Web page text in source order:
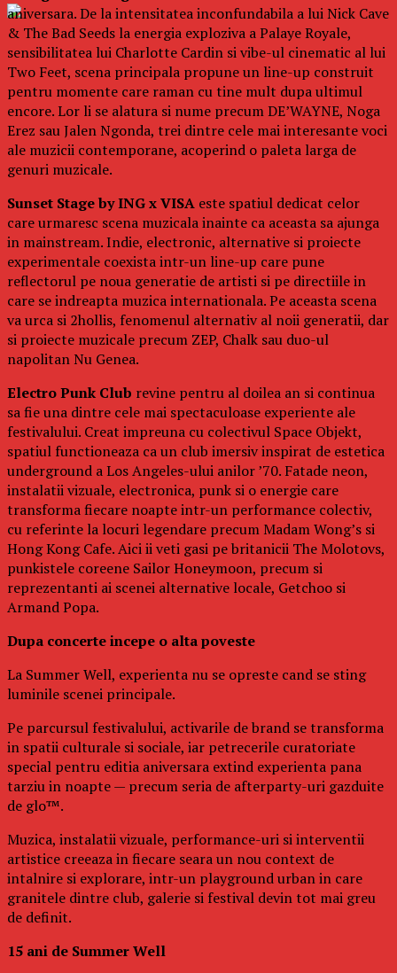
aniversara. De la intensitatea inconfundabila a lui Nick Cave
& The Bad Seeds la energia exploziva a Palaye Royale,
sensibilitatea lui Charlotte Cardin si vibe-ul cinematic al lui
Two Feet, scena principala propune un line-up construit
pentru momente care raman cu tine mult dupa ultimul
encore. Lor li se alatura si nume precum DE’WAYNE, Noga
Erez sau Jalen Ngonda, trei dintre cele mai interesante voci
ale muzicii contemporane, acoperind o paleta larga de
genuri muzicale.
Sunset Stage by ING x VISA este spatiul dedicat celor
care urmaresc scena muzicala inainte ca aceasta sa ajunga
in mainstream. Indie, electronic, alternative si proiecte
experimentale coexista intr-un line-up care pune
reflectorul pe noua generatie de artisti si pe directiile in
care se indreapta muzica internationala. Pe aceasta scena
va urca si 2hollis, fenomenul alternativ al noii generatii, dar
si proiecte muzicale precum ZEP, Chalk sau duo-ul
napolitan Nu Genea.
Electro Punk Club revine pentru al doilea an si continua
sa fie una dintre cele mai spectaculoase experiente ale
festivalului. Creat impreuna cu colectivul Space Objekt,
spatiul functioneaza ca un club imersiv inspirat de estetica
underground a Los Angeles-ului anilor ’70. Fatade neon,
instalatii vizuale, electronica, punk si o energie care
transforma fiecare noapte intr-un performance colectiv,
cu referinte la locuri legendare precum Madam Wong’s si
Hong Kong Cafe. Aici ii veti gasi pe britanicii The Molotovs,
punkistele coreene Sailor Honeymoon, precum si
reprezentanti ai scenei alternative locale, Getchoo si
Armand Popa.
Dupa concerte incepe o alta poveste
La Summer Well, experienta nu se opreste cand se sting
luminile scenei principale.
Pe parcursul festivalului, activarile de brand se transforma
in spatii culturale si sociale, iar petrecerile curatoriate
special pentru editia aniversara extind experienta pana
tarziu in noapte — precum seria de afterparty-uri gazduite
de glo™.
Muzica, instalatii vizuale, performance-uri si interventii
artistice creeaza in fiecare seara un nou context de
intalnire si explorare, intr-un playground urban in care
granitele dintre club, galerie si festival devin tot mai greu
de definit.
15 ani de Summer Well